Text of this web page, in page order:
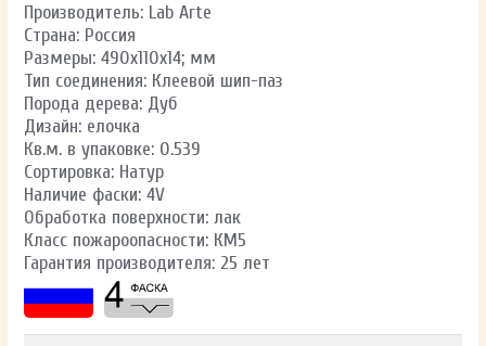
Производитель: Lab Arte
Страна: Россия
Размеры: 490х110х14; мм
Тип соединения: Клеевой шип-паз
Порода дерева: Дуб
Дизайн: елочка
Кв.м. в упаковке: 0.539
Сортировка: Натур
Наличие фаски: 4V
Обработка поверхности: лак
Класс пожароопасности: КМ5
Гарантия производителя: 25 лет